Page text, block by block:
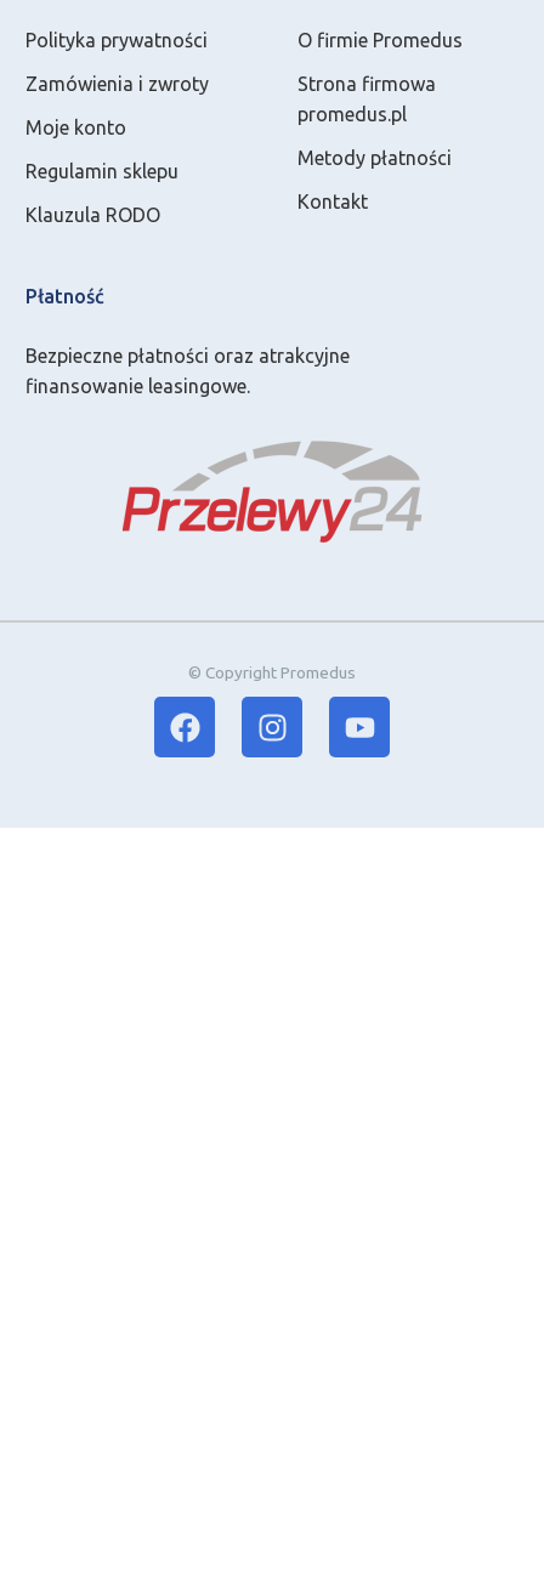
Polityka prywatności
Zamówienia i zwroty
Moje konto
Regulamin sklepu
Klauzula RODO
O firmie Promedus
Strona firmowa
promedus.pl
Metody płatności
Kontakt
Płatność
Bezpieczne płatności oraz atrakcyjne
finansowanie leasingowe.
© Copyright Promedus